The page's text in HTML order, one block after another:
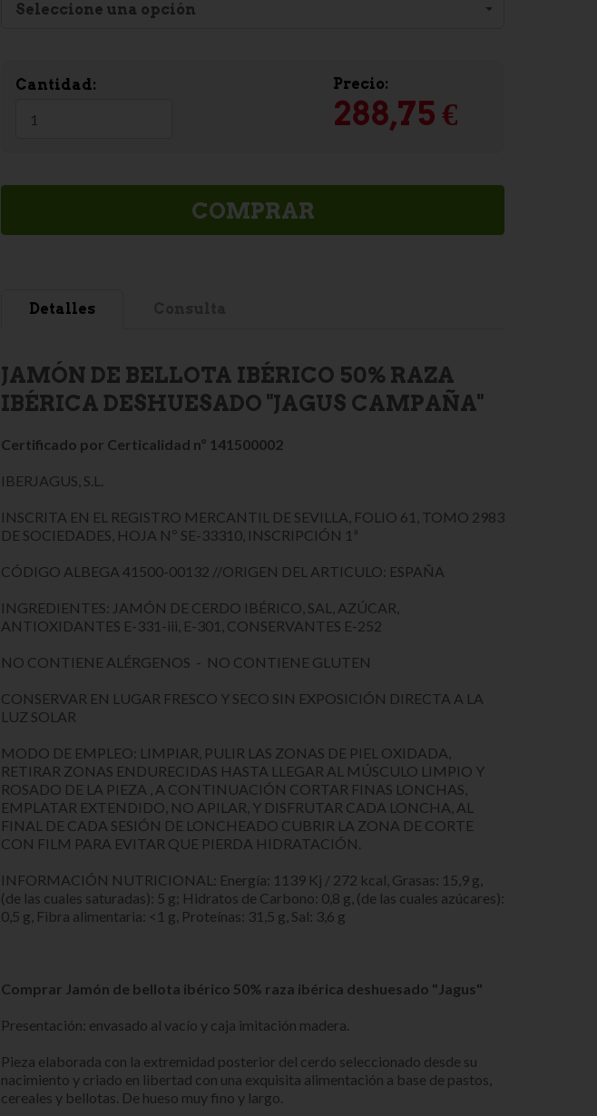
Seleccione una opción
Cantidad: Precio:
288,75 €
COMPRAR
Detalles
JAMÓN DE BELLOTA IBÉRICO 50% RAZA
IBÉRICA DESHUESADO "JAGUS CAMPAÑA"
Certificado por Certicalidad nº 141500002
IBERJAGUS, S.L.
INSCRITA EN EL REGISTRO MERCANTIL DE SEVILLA, FOLIO 61, TOMO 2983
DE SOCIEDADES, HOJA Nº SE-33310, INSCRIPCIÓN 1ª
CÓDIGO ALBEGA 41500-00132 //ORIGEN DEL ARTICULO: ESPAÑA
INGREDIENTES: JAMÓN DE CERDO IBÉRICO, SAL, AZÚCAR,
ANTIOXIDANTES E-331-iii, E-301, CONSERVANTES E-252
NO CONTIENE ALÉRGENOS - NO CONTIENE GLUTEN
CONSERVAR EN LUGAR FRESCO Y SECO SIN EXPOSICIÓN DIRECTA A LA
LUZ SOLAR
MODO DE EMPLEO: LIMPIAR, PULIR LAS ZONAS DE PIEL OXIDADA,
RETIRAR ZONAS ENDURECIDAS HASTA LLEGAR AL MÚSCULO LIMPIO Y
ROSADO DE LA PIEZA , A CONTINUACIÓN CORTAR FINAS LONCHAS,
EMPLATAR EXTENDIDO, NO APILAR, Y DISFRUTAR CADA LONCHA, AL
FINAL DE CADA SESIÓN DE LONCHEADO CUBRIR LA ZONA DE CORTE
CON FILM PARA EVITAR QUE PIERDA HIDRATACIÓN.
INFORMACIÓN NUTRICIONAL: Energía: 1139 Kj / 272 kcal, Grasas: 15,9 g,
(de las cuales saturadas): 5 g; Hidratos de Carbono: 0,8 g, (de las cuales azúcares):
0,5 g, Fibra alimentaria: <1 g, Proteínas: 31,5 g, Sal: 3,6 g
Comprar Jamón de bellota ibérico 50% raza ibérica deshuesado "Jagus"
Presentación: envasado al vacío y caja imitación madera.
Pieza elaborada con la extremidad posterior del cerdo seleccionado desde su
nacimiento y criado en libertad con una exquisita alimentación a base de pastos,
cereales y bellotas. De hueso muy fino y largo.